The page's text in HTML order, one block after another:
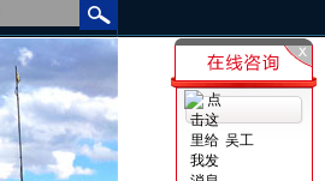
吴工